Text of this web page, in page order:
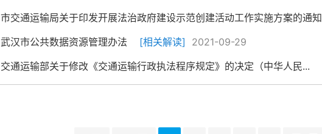
市交通运输局关于印发开展法治政府建设示范创建活动工作实施方案的通知
武汉市公共数据资源管理办法
[相关解读]
2021-09-29
交通运输部关于修改《交通运输行政执法程序规定》的决定（中华人民...